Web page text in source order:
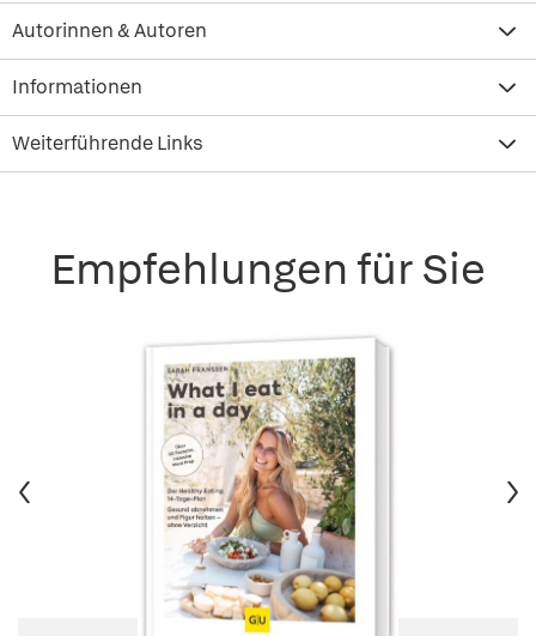
Autorinnen & Autoren
Informationen
Weiterführende Links
Empfehlungen für Sie